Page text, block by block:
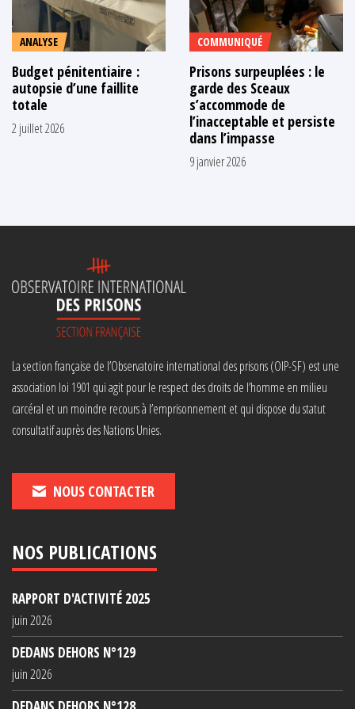
ANALYSE
Budget pénitentiaire :
autopsie d’une faillite
totale
2 juillet 2026
COMMUNIQUÉ
Prisons surpeuplées : le
garde des Sceaux
s’accommode de
l’inacceptable et persiste
dans l’impasse
9 janvier 2026
La section française de l’Observatoire international des prisons (OIP-SF) est une
association loi 1901 qui agit pour le respect des droits de l’homme en milieu
carcéral et un moindre recours à l’emprisonnement et qui dispose du statut
consultatif auprès des Nations Unies.
NOUS CONTACTER
NOS PUBLICATIONS
RAPPORT D'ACTIVITÉ 2025
juin 2026
DEDANS DEHORS N°129
juin 2026